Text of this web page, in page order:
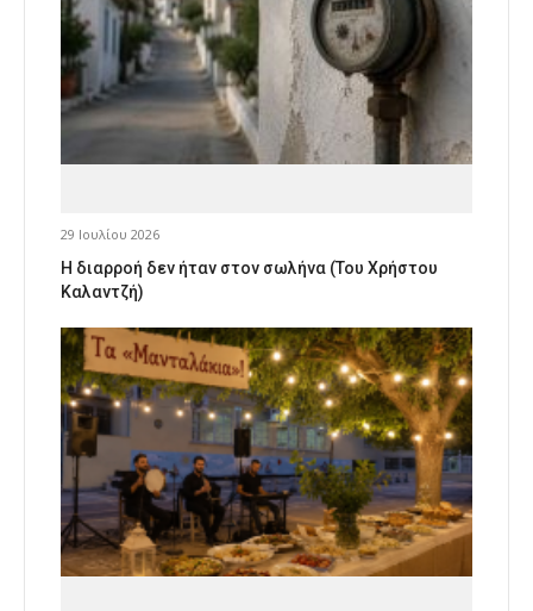
29 Ιουλίου 2026
Η διαρροή δεν ήταν στον σωλήνα (Του Χρήστου
Καλαντζή)